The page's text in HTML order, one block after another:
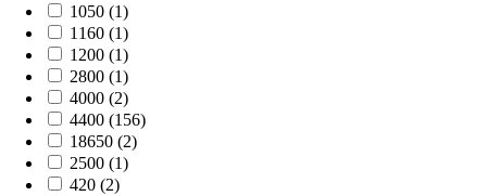
1050 (1)
1160 (1)
1200 (1)
2800 (1)
4000 (2)
4400 (156)
18650 (2)
2500 (1)
420 (2)